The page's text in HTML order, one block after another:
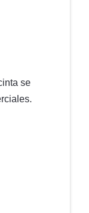
se